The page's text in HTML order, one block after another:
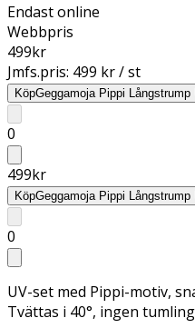
Endast online
Webbpris
499kr
Jmfs.pris: 499 kr / st
KöpGeggamoja Pippi
0
499kr
KöpGeggamoja Pippi
0
UV-set med Pippi-motiv,
Tvättas i 40°, ingen